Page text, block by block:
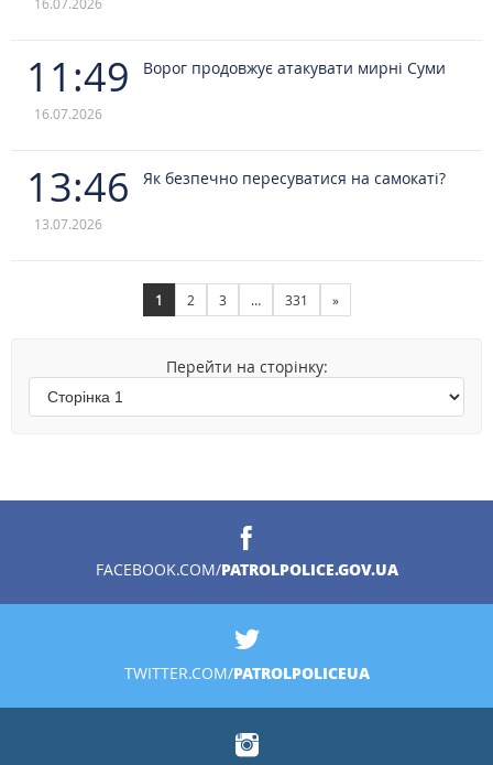
11:49
16.07.2026
Ворог продовжує атакувати мирні Суми
13:46
13.07.2026
Як безпечно пересуватися на самокаті?
1 2 3 … 331 »
Перейти на сторінку:
FACEBOOK.COM/PATROLPOLICE.GOV.UA
TWITTER.COM/PATROLPOLICEUA